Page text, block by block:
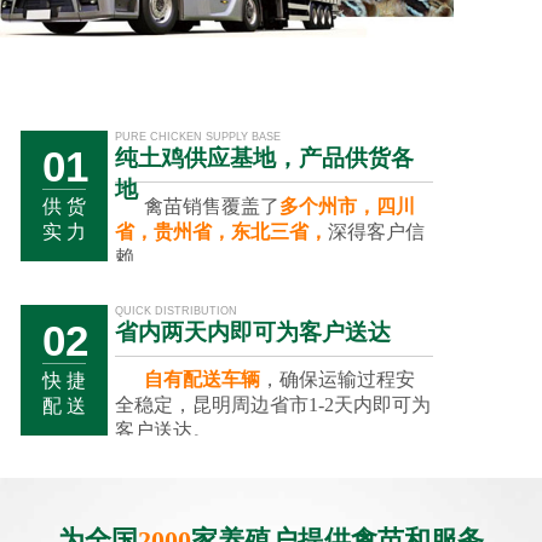
01
供 货
实 力
PURE CHICKEN SUPPLY BASE
纯土鸡供应基地，产品供货各
地
禽苗销售覆盖了多个州市，四川
省，贵州省，东北三省，深得客户信
赖。
02
快 捷
配 送
QUICK DISTRIBUTION
省内两天内即可为客户送达
自有配送车辆 ，确保运输过程安
全稳定，昆明周边省市1-2天内即可为
客户送达。